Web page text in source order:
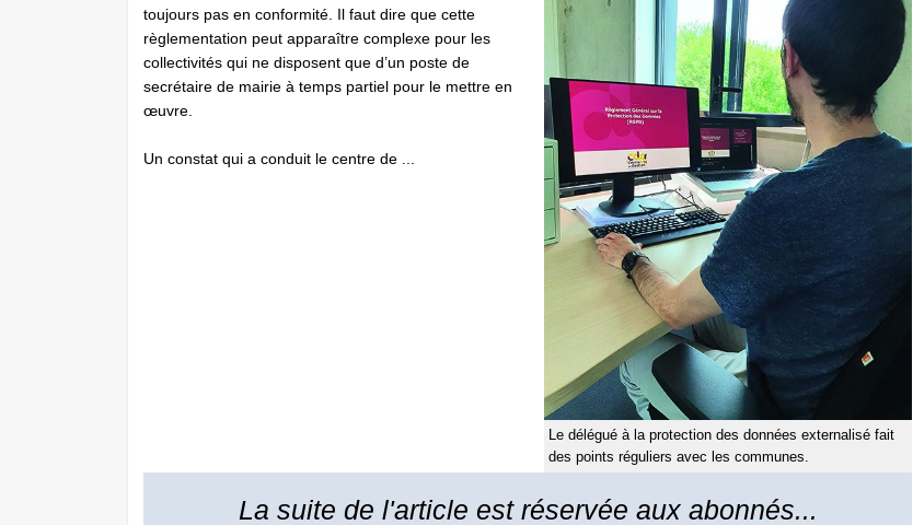
Le délégué à la protection des données externalisé fait
des points réguliers avec les communes.
toujours pas en conformité. Il faut dire que cette
règlementation peut apparaître complexe pour les
collectivités qui ne disposent que d’un poste de
secrétaire de mairie à temps partiel pour le mettre en
œuvre.
Un constat qui a conduit le centre de ...
La suite de l'article est réservée aux abonnés...